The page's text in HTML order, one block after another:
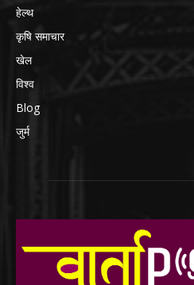
हेल्थ
कृषि समाचार
खेल
विश्व
Blog
जुर्म